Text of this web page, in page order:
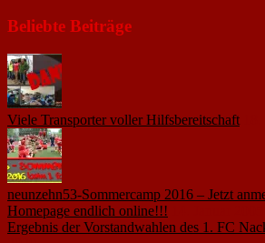
Beliebte Beiträge
Viele Transporter voller Hilfsbereitschaft
neunzehn53-Sommercamp 2016 – Jetzt
Homepage endlich online!!!
Ergebnis der Vorstandwahlen des 1. FC